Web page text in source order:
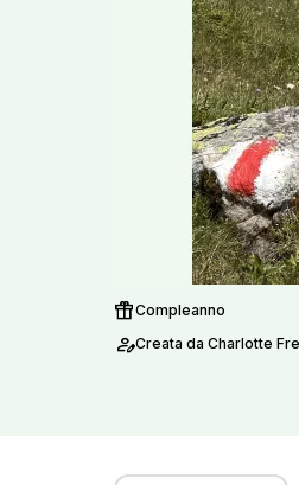
featured_seasonal_and_giftsCompleanno
person_editCreata da Charlotte